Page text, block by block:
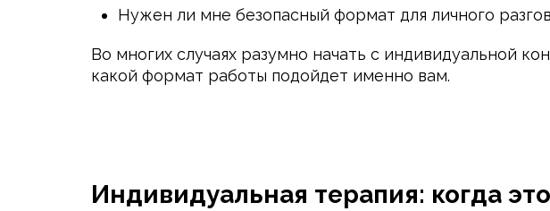
Нужен ли мне безопасный формат для личного
Во многих случаях разумно начать с индивидуальной
какой формат работы подойдет именно вам.
Индивидуальная терапия: когда